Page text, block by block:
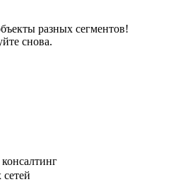
разных сегментов!
снова.